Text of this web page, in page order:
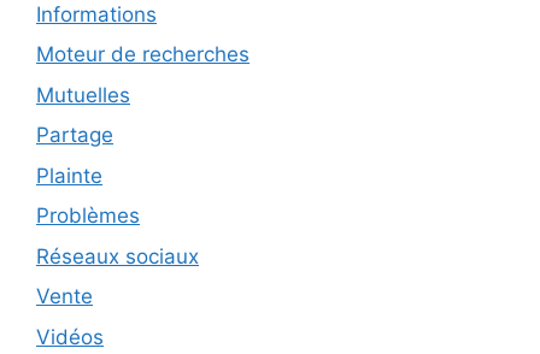
Informations
Moteur de recherches
Mutuelles
Partage
Plainte
Problèmes
Réseaux sociaux
Vente
Vidéos